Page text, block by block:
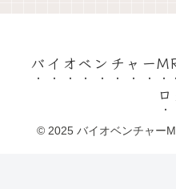
バイオベンチャー
© 2025 バイオベンチャー